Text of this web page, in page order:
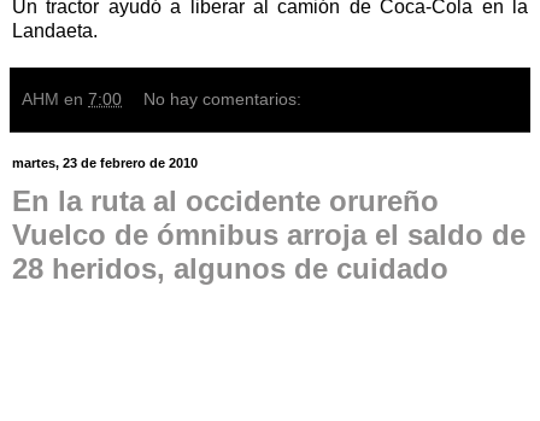
Un tractor ayudó a liberar al camión de Coca-Cola en la
Landaeta.
AHM en 7:00 No hay comentarios:
martes, 23 de febrero de 2010
En la ruta al occidente orureño
Vuelco de ómnibus arroja el saldo de
28 heridos, algunos de cuidado